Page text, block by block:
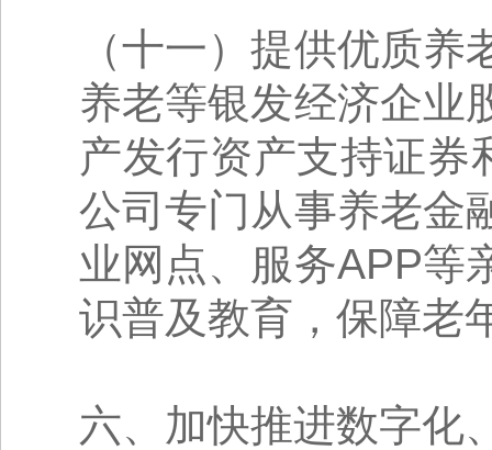
（十一）提供优质
养老等银发经济企业
产发行资产支持证券
公司专门从事养老金
业网点、服务APP等
识普及教育，保障老
六、加快推进数字化